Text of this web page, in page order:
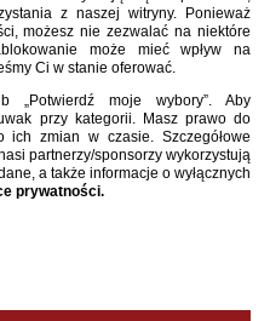
KWALIFIKACYJNY DO
Europy U19 we Włoszech,
z Bośnią i Hercegowiną
(15.11.2025, 11:00, Acireale) oraz
do kadry powołani zostali